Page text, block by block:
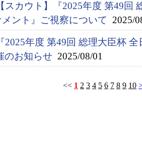
【スカウト】『2025年度 第49回
ント』ご視察について 2025/
『2025年度 第49回 総理大臣杯
のお知らせ 2025/08/01
<< 1 2 3 4 5 6 7 8 9 10